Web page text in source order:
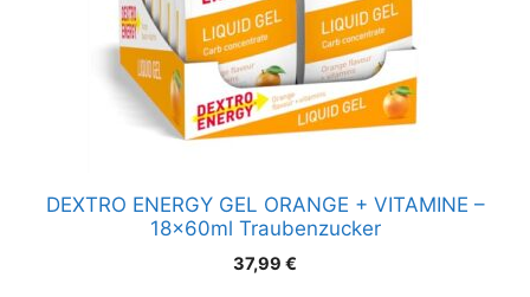
DEXTRO ENERGY GEL ORANGE + VITAMINE –
18x60ml Traubenzucker
37,99 €